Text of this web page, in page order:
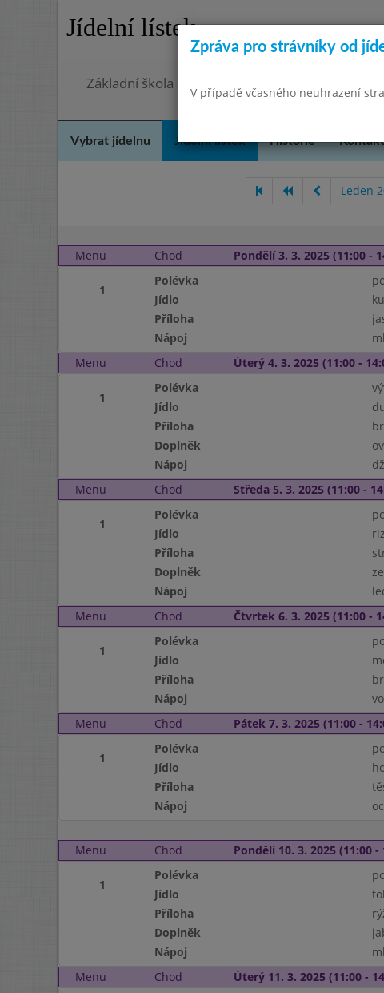
Jídelní lístek
Základní škola a Mateřská škola, Praha 4,
Vybrat jídelnu Jídelní lístek Historie
Leden
Menu
Chod Pondělí 3. 3. 2025 (11:00 -
1
Polévka
Jídlo
Příloha
Nápoj
Menu
Chod Úterý 4. 3. 2025 (11:00 -
1
Polévka
Jídlo
Příloha
Doplněk
Nápoj
Menu
Chod Středa 5. 3. 2025 (11:00 -
1
Polévka
Jídlo
Příloha
Doplněk
Nápoj
Menu
Chod Čtvrtek 6. 3. 2025 (11:00 -
1
Polévka
Jídlo
Příloha
Nápoj
Menu
Chod Pátek 7. 3. 2025 (11:00 -
1
Polévka
Jídlo
Příloha
Nápoj
Menu
Chod Pondělí 10. 3. 2025 (11:00 -
1
Polévka
Jídlo
Příloha
Doplněk
Nápoj
Menu
Chod Úterý 11. 3. 2025 (11:00 -
Zpráva pro strávníky od
V případě včasného neuhrazení